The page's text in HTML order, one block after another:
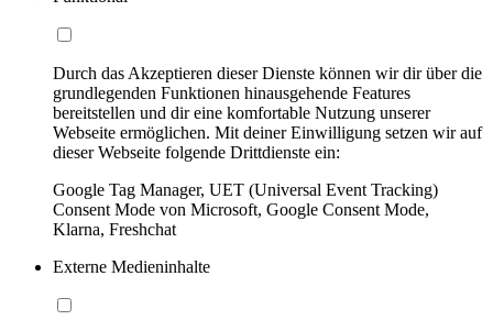
Durch das Akzeptieren dieser Dienste können wir dir über die
grundlegenden Funktionen hinausgehende Features
bereitstellen und dir eine komfortable Nutzung unserer
Webseite ermöglichen. Mit deiner Einwilligung setzen wir auf
dieser Webseite folgende Drittdienste ein:
Google Tag Manager, UET (Universal Event Tracking)
Consent Mode von Microsoft, Google Consent Mode,
Klarna, Freshchat
Externe Medieninhalte